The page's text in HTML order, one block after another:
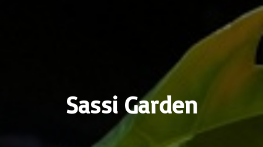
Sassi Garden